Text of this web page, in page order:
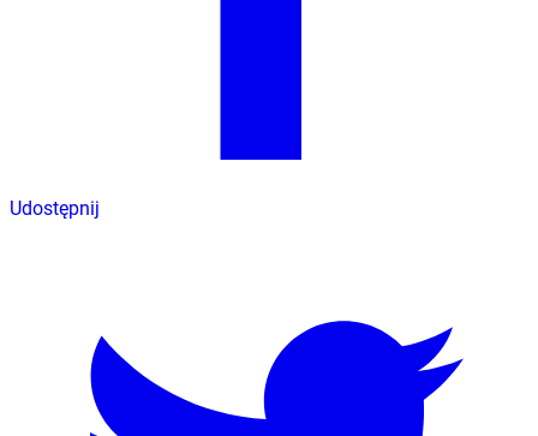
Udostępnij